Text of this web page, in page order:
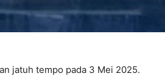
jatuh tempo pada 3 Mei 2025.